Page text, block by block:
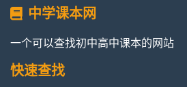
中学课本网
一个可以查找初中高中课本的网站
快速查找